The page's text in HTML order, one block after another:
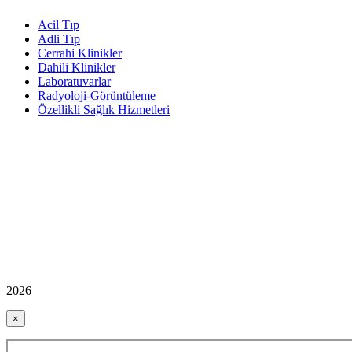
Acil Tıp
Adli Tıp
Cerrahi Klinikler
Dahili Klinikler
Laboratuvarlar
Radyoloji-Görüntüleme
Özellikli Sağlık Hizmetleri
2026
×